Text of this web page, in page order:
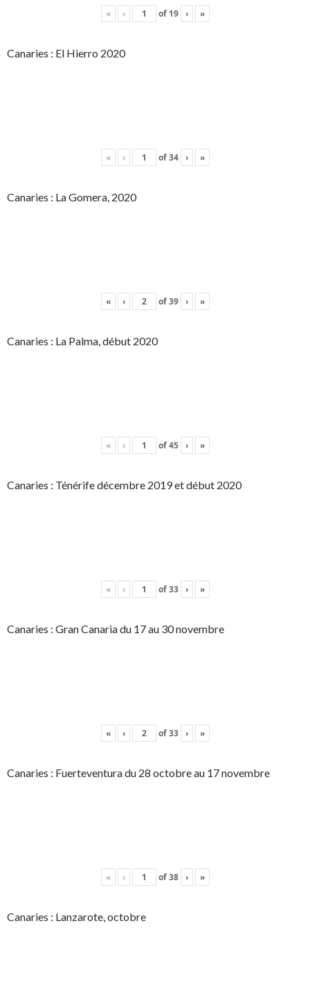
« ‹ of 19 › »
Canaries : El Hierro 2020
« ‹ of34 › »
Canaries : La Gomera, 2020
« ‹ of39 › »
Canaries : La Palma, début 2020
« ‹ of45 › »
Canaries : Ténérife décembre 2019 et début 2020
« ‹ of33 › »
Canaries : Gran Canaria du 17 au 30 novembre
« ‹ of33 › »
Canaries : Fuerteventura du 28 octobre au 17 novembre
« ‹ of38 › »
Canaries : Lanzarote, octobre